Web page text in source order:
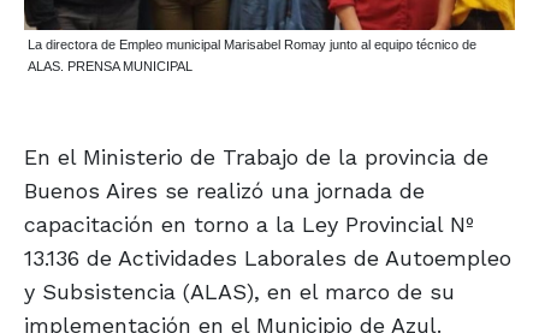
La directora de Empleo municipal Marisabel Romay junto al equipo técnico de
ALAS. PRENSA MUNICIPAL
En el Ministerio de Trabajo de la provincia de
Buenos Aires se realizó una jornada de
capacitación en torno a la Ley Provincial Nº
13.136 de Actividades Laborales de Autoempleo
y Subsistencia (ALAS), en el marco de su
implementación en el Municipio de Azul.